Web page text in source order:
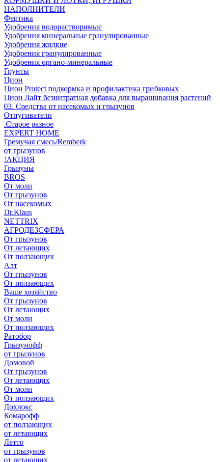
НАПОЛНИТЕЛИ
Фертика
Удобрения водорастворимые
Удобрения минеральные гранулированные
Удобрения жидкие
Удобрения гранулированные
Удобрения органо-минеральные
Грунты
Цион
Цион Protect подкормка и профилактика грибковых
Цион Лайт безнитратная добавка для выращивания растений
03. Средства от насекомых и грызунов
Отпугиватели
.Старое разное
EXPERT HOME
Гремучая смесь/Remberk
от грызунов
!АКЦИЯ
Грызуны
BROS
От моли
От грызунов
От насекомых
Dr.Klaus
NETTRIX
АГРОДЕЗСФЕРА
От грызунов
От летающих
От ползающих
Алт
От грызунов
От ползающих
Ваше хозяйство
От грызунов
От летающих
От моли
От ползающих
Ратобор
Грызунофф
от грызунов
Домовой
От грызунов
От летающих
От моли
От ползающих
Дохлокс
Комарофф
от ползающих
от летающих
Летто
от грызунов
от летающих